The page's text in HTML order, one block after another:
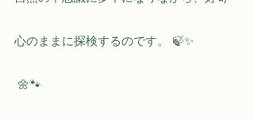
心のままに探検するのです。 🍃✨
🌼🐾